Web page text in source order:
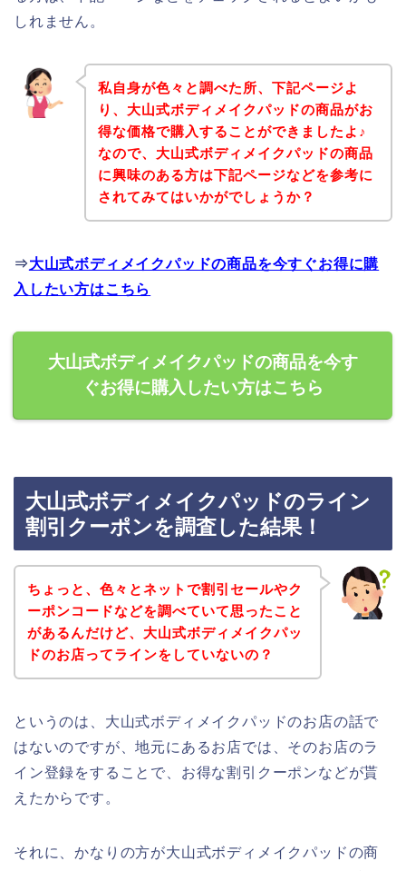
しれません。
私自身が色々と調べた所、下記ページよ
り、大山式ボディメイクパッドの商品がお
得な価格で購入することができましたよ♪
なので、大山式ボディメイクパッドの商品
に興味のある方は下記ページなどを参考に
されてみてはいかがでしょうか？
⇒大山式ボディメイクパッドの商品を今すぐお得に購
入したい方はこちら
大山式ボディメイクパッドの商品を今す
ぐお得に購入したい方はこちら
大山式ボディメイクパッドのライン
割引クーポンを調査した結果！
ちょっと、色々とネットで割引セールやク
ーポンコードなどを調べていて思ったこと
があるんだけど、大山式ボディメイクパッ
ドのお店ってラインをしていないの？
というのは、大山式ボディメイクパッドのお店の話で
はないのですが、地元にあるお店では、そのお店のラ
イン登録をすることで、お得な割引クーポンなどが貰
えたからです。
それに、かなりの方が大山式ボディメイクパッドの商